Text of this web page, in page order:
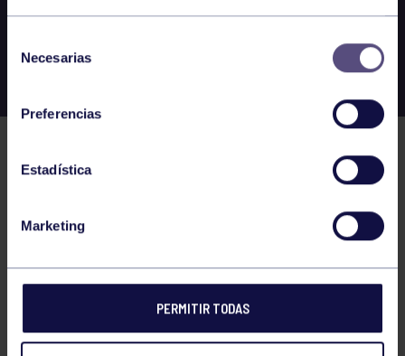
Necesarias
Preferencias
Estadística
Marketing
PERMITIR TODAS
EL GRUPO
Historia